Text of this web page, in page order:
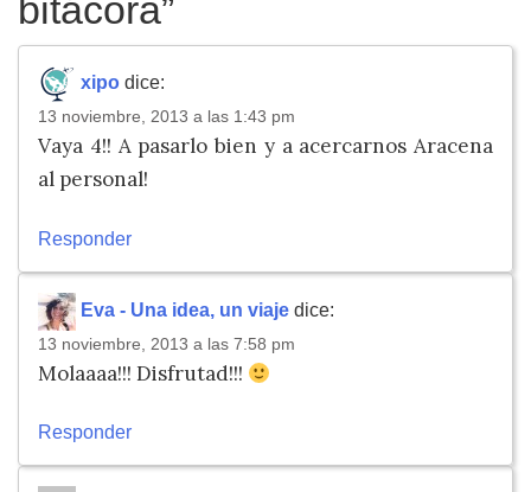
bitácora”
xipo dice:
13 noviembre, 2013 a las 1:43 pm
Vaya 4!! A pasarlo bien y a acercarnos Aracena
al personal!
Responder
Eva - Una idea, un viaje dice:
13 noviembre, 2013 a las 7:58 pm
Molaaaa!!! Disfrutad!!!
Responder